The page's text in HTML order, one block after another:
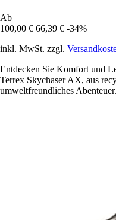
Ab
100,00 € 66,39 € -34%
inkl. MwSt. zzgl.
Entdecken Sie Komfort und
Terrex Skychaser AX, aus
umweltfreundliches Abenteuer.